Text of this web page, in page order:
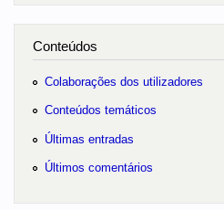
Conteúdos
Colaborações dos utilizadores
Conteúdos temáticos
Últimas entradas
Últimos comentários